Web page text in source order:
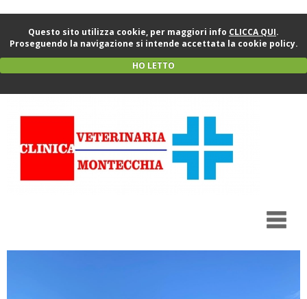
Questo sito utilizza cookie, per maggiori info CLICCA QUI.
Proseguendo la navigazione si intende accettata la cookie policy.
HO LETTO